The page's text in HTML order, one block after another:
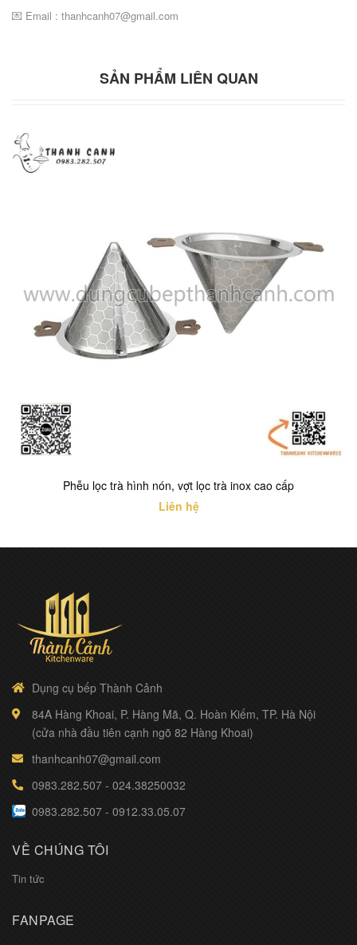
💌 Email : thanhcanh07@gmail.com
SẢN PHẨM LIÊN QUAN
Phễu lọc trà hình nón, vợt lọc trà inox cao cấp
Liên hệ
Dụng cụ bếp Thành Cảnh
84A Hàng Khoai, P. Hàng Mã, Q. Hoàn Kiếm, TP. Hà Nội
(cửa nhà đầu tiên cạnh ngõ 82 Hàng Khoai)
thanhcanh07@gmail.com
0983.282.507 - 024.38250032
0983.282.507 - 0912.33.05.07
VỀ CHÚNG TÔI
Tin tức
FANPAGE